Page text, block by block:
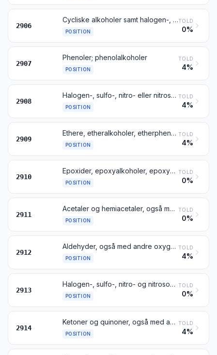
2906
Cycliske alkoholer samt halogen-, sulfo-, nitro- eller nitrosoderivater deraf
POSITION
TOLD
0%
2907
Phenoler; phenolalkoholer
POSITION
TOLD
4%
2908
Halogen-, sulfo-, nitro- eller nitrosoderivater af phenoler eller phenol-alkoholer
POSITION
TOLD
4%
2909
Ethere, etheralkoholer, etherphenoler, etheralkoholphenoler, alkoholperoxider, etherperoxider, acetalperoxider og hemiacetalperoxider, ketonperoxider (uanset om de er kemisk definerede) samt halogen-, sulfo-, nitro- eller nitrosoderivater deraf
POSITION
TOLD
4%
2910
Epoxider, epoxyalkoholer, epoxyphenoler og epoxyethere med treleddede ringe samt halogen-, sulfo-, nitro- eller nitrosoderivater deraf
POSITION
TOLD
0%
2911
Acetaler og hemiacetaler, også med andre oxygenholdige grupper, samt halogen-, sulfo-, nitro- eller nitrosoderivater deraf
POSITION
TOLD
0%
2912
Aldehyder, også med andre oxygenholdige grupper; cycliske polymerer af aldehyder; paraformaldehyd
POSITION
TOLD
4%
2913
Halogen-, sulfo-, nitro- og nitrosoderivater af produkter henhørende under pos. 2912
POSITION
TOLD
0%
2914
Ketoner og quinoner, også med andre oxygenholdige grupper, samt halogen-, sulfo-, nitro- og nitrosoderivater deraf
POSITION
TOLD
4%